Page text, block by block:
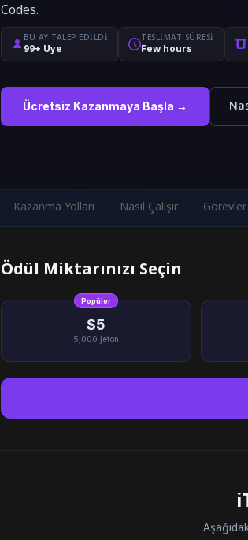
Codes.
BU AY TALEP EDILDI
99+ Üye
TESLIMAT SÜRESI
Few hours
Ücretsiz Kazanmaya Başla →
Kazanma Yolları Nasıl Çalışır Görevler
Ödül Miktarınızı Seçin
Popüler
$5
5,000 jeton